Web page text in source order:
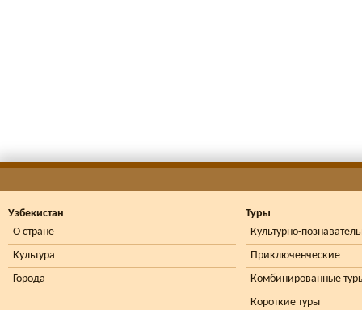
Узбекистан
О стране
Культура
Города
Туры
Культурно-
Приключенческие
Комбинированные
Короткие туры